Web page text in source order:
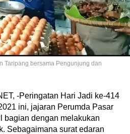
Taripang bersama Pengunjung dan
-Peringatan Hari Jadi ke-414
ini, jajaran Perumda Pasar
bagian dengan melakukan
Sebagaimana surat edaran